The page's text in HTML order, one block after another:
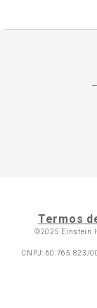
Termos
©2025 Einstein
CNPJ: 60.765.823/